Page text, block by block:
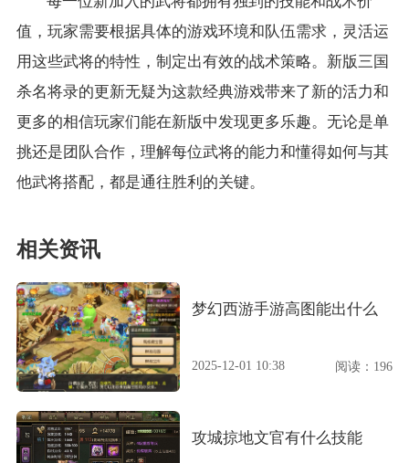
值，玩家需要根据具体的游戏环境和队伍需求，灵活运
用这些武将的特性，制定出有效的战术策略。新版三国
杀名将录的更新无疑为这款经典游戏带来了新的活力和
更多的相信玩家们能在新版中发现更多乐趣。无论是单
挑还是团队合作，理解每位武将的能力和懂得如何与其
他武将搭配，都是通往胜利的关键。
相关资讯
梦幻西游手游高图能出什么
2025-12-01 10:38 阅读：196
攻城掠地文官有什么技能